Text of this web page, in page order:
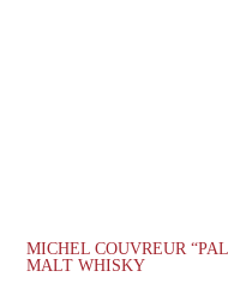
MICHEL COUVREUR
MALT WHISKY